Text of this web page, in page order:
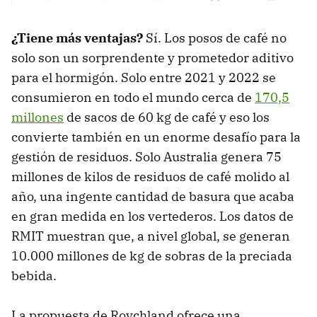
¿Tiene más ventajas? Sí. Los posos de café no
solo son un sorprendente y prometedor aditivo
para el hormigón. Solo entre 2021 y 2022 se
consumieron en todo el mundo cerca de 170,5
millones de sacos de 60 kg de café y eso los
convierte también en un enorme desafío para la
gestión de residuos. Solo Australia genera 75
millones de kilos de residuos de café molido al
año, una ingente cantidad de basura que acaba
en gran medida en los vertederos. Los datos de
RMIT muestran que, a nivel global, se generan
10.000 millones de kg de sobras de la preciada
bebida.